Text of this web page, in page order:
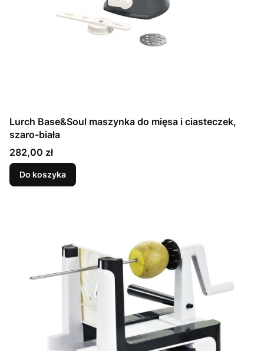
Lurch Base&Soul maszynka do mięsa i ciasteczek,
szaro-biała
Cena
282,00 zł
Do koszyka